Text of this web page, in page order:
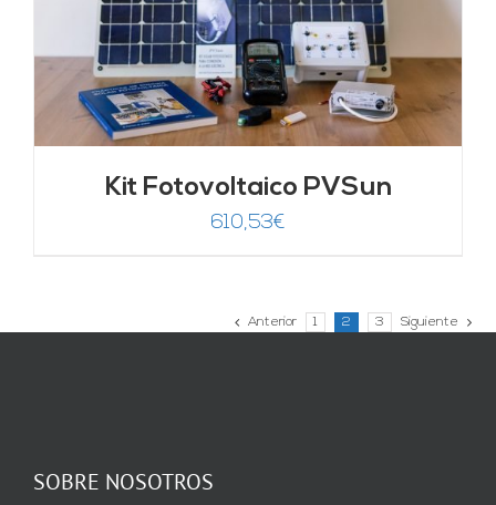
Kit Fotovoltaico PVSun
610,53€
Anterior 1 2 3 Siguiente
SOBRE NOSOTROS